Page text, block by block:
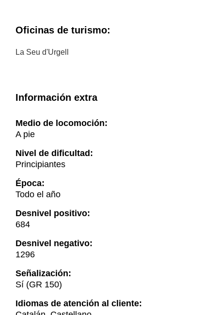
Oficinas de turismo:
La Seu d'Urgell
Información extra
Medio de locomoción:
A pie
Nivel de dificultad:
Principiantes
Época:
Todo el año
Desnivel positivo:
684
Desnivel negativo:
1296
Señalización:
Sí (GR 150)
Idiomas de atención al cliente: